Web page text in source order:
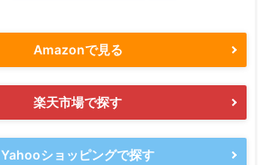
Amazonで見る
楽天市場で探す
Yahooショッピングで探す